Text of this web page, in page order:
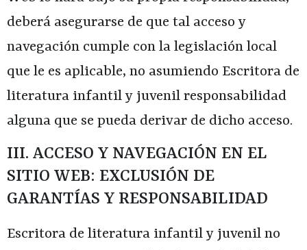
deberá asegurarse de que tal acceso y
navegación cumple con la legislación local
que le es aplicable, no asumiendo Escritora de
literatura infantil y juvenil responsabilidad
alguna que se pueda derivar de dicho acceso.
III. ACCESO Y NAVEGACIÓN EN EL
SITIO WEB: EXCLUSIÓN DE
GARANTÍAS Y RESPONSABILIDAD
Escritora de literatura infantil y juvenil no